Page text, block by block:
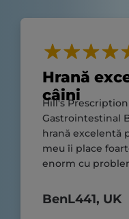
Hrană
câini
Hill's
Gastrointestinal
hrană excelentă
meu îi place
enorm cu
BenL441, UK